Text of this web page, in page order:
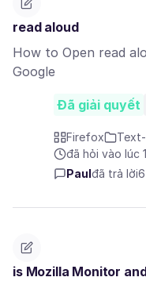
read aloud
How to Open read
Google
Đã giải quyết
Firefox
đã hỏi vào lúc
Paul đã trả lời
is Mozilla Monitor